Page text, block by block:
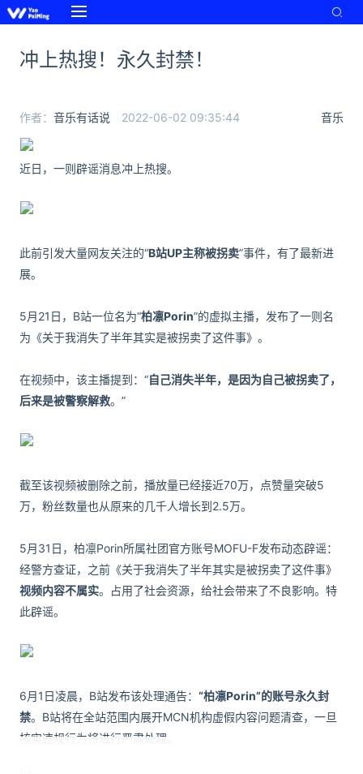
冲上热搜！永久封禁！
音乐
作者： 音乐有话说 2022-06-02 09:35:44
近日，一则辟谣消息冲上热搜。
此前引发大量网友关注的“B站UP主称被拐卖”事件，有了最新进
展。
5月21日，B站一位名为“柏凛Porin”的虚拟主播，发布了一则名
为《关于我消失了半年其实是被拐卖了这件事》。
在视频中，该主播提到：“自己消失半年，是因为自己被拐卖了，
后来是被警察解救。”
截至该视频被删除之前，播放量已经接近70万，点赞量突破5
万，粉丝数量也从原来的几千人增长到2.5万。
5月31日，柏凛Porin所属社团官方账号MOFU-F发布动态辟谣：
经警方查证，之前《关于我消失了半年其实是被拐卖了这件事》
视频内容不属实。占用了社会资源，给社会带来了不良影响。特
此辟谣。
6月1日凌晨，B站发布该处理通告： “柏凛Porin”的账号永久封
禁。B站将在全站范围内展开MCN机构虚假内容问题清查，一旦
核实违规行为将进行严肃处理。